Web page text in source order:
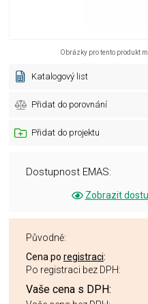
Obrázky pro tento produkt
Katalogový list
Přidat do porovnání
Přidat do projektu
Dostupnost EMAS:
Zobrazit
Původně:
Cena po registraci:
Po registraci bez DPH:
Vaše cena s DPH: